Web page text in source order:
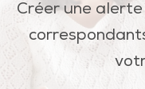
Créer une